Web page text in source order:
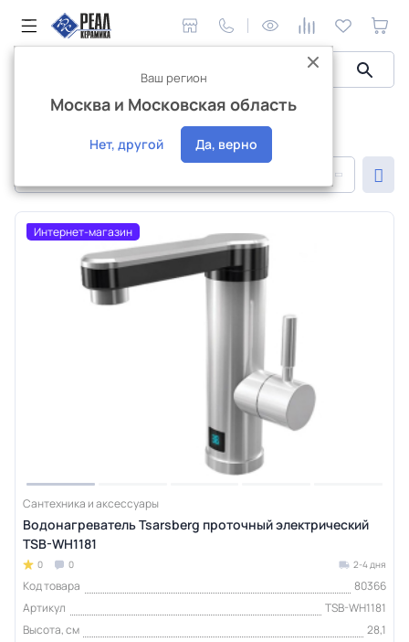
Сантехника и аксессуары Сантехника Tsarsberg
Сантехника Tsarsberg
Интернет-магазин
Сантехника и аксессуары
Водонагреватель Tsarsberg проточный электрический
TSB-WH1181
0 0 2-4 дня
Код товара
80366
Артикул
TSB-WH1181
Высота, см
28,1
Ваш регион
Москва и Московская область
Нет, другой Да, верно